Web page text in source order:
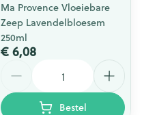
Ma Provence Vloeiebare
Zeep Lavendelbloesem
250ml
€ 6,08
Bestel